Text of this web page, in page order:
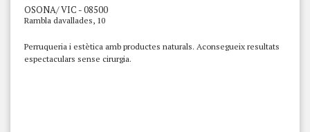
OSONA/ VIC - 08500
Rambla davallades, 10
Perruqueria i estètica amb productes naturals. Aconsegueix resultats
espectaculars sense cirurgia.